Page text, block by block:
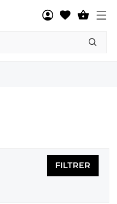

FILTRER